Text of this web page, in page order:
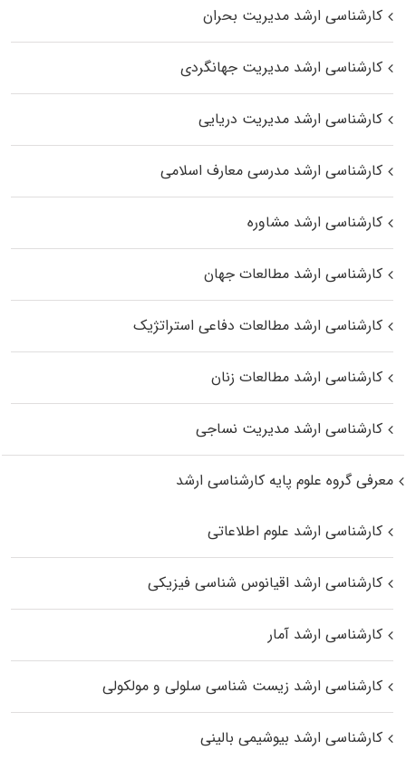
کارشناسی ارشد مدیریت بحران
کارشناسی ارشد مدیریت جهانگردی
کارشناسی ارشد مدیریت دریایی
کارشناسی ارشد مدرسی معارف اسلامی
کارشناسی ارشد مشاوره
کارشناسی ارشد مطالعات جهان
کارشناسی ارشد مطالعات دفاعی استراتژیک
کارشناسی ارشد مطالعات زنان
کارشناسی ارشد مدیریت نساجی
معرفی گروه علوم پایه کارشناسی ارشد
کارشناسی ارشد علوم اطلاعاتی
کارشناسی ارشد اقیانوس‌ شناسی فیزیکی
کارشناسی ارشد آمار
کارشناسی ارشد زیست شناسی سلولی و مولکولی
کارشناسی ارشد بیوشیمی بالینی